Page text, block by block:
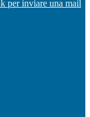
per inviare una mail